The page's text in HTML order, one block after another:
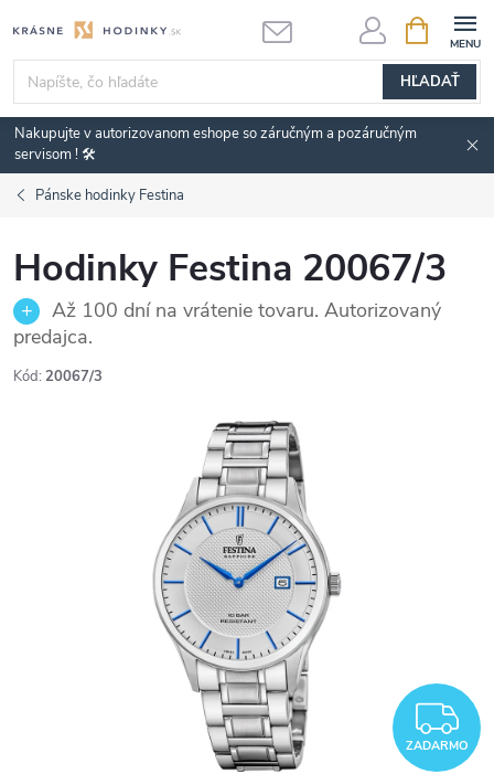
na
obsah
HĽADAŤ
KOŠÍK
Nakupujte v autorizovanom eshope so záručným a pozáručným
servisom ! 🛠️
Pánske hodinky Festina
Hodinky Festina 20067/3
Až 100 dní na vrátenie tovaru. Autorizovaný
predajca.
Kód: 20067/3
ZADARMO